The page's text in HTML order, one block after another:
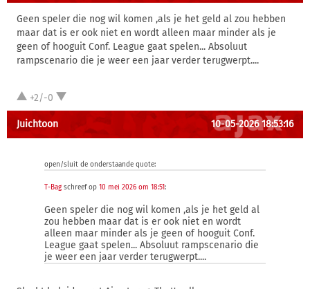
Geen speler die nog wil komen ,als je het geld al zou hebben
maar dat is er ook niet en wordt alleen maar minder als je
geen of hooguit Conf. League gaat spelen... Absoluut
rampscenario die je weer een jaar verder terugwerpt....
+2/-0
Juichtoon 10-05-2026 18:53:16
open/sluit de onderstaande quote:
T-Bag schreef op 10 mei 2026 om 18:51:
Geen speler die nog wil komen ,als je het geld al
zou hebben maar dat is er ook niet en wordt
alleen maar minder als je geen of hooguit Conf.
League gaat spelen... Absoluut rampscenario die
je weer een jaar verder terugwerpt....